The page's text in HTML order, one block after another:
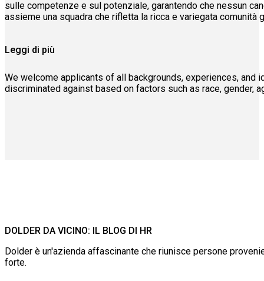
sulle competenze e sul potenziale, garantendo che nessun
assieme una squadra che rifletta la ricca e variegata comunità
Leggi di più
We welcome applicants of all backgrounds, experiences,
discriminated against based on factors such as race, gender,
DOLDER DA VICINO: IL BLOG DI HR
Dolder è un'azienda affascinante che riunisce persone
forte.